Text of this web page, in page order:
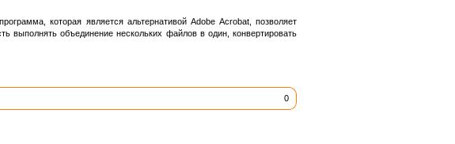
которая является альтернативой Adobe Acrobat, позволяет
выполнять объединение нескольких файлов в один, конвертировать
0